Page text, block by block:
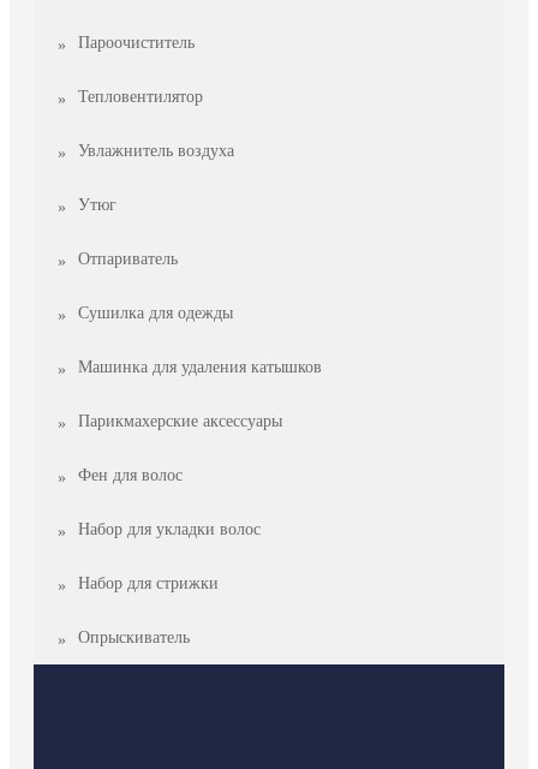
Пароочиститель
Тепловентилятор
Увлажнитель воздуха
Утюг
Отпариватель
Сушилка для одежды
Машинка для удаления катышков
Парикмахерские аксессуары
Фен для волос
Набор для укладки волос
Набор для стрижки
Опрыскиватель